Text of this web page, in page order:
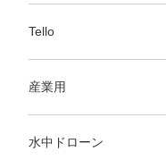
Tello
産業用
水中ドローン